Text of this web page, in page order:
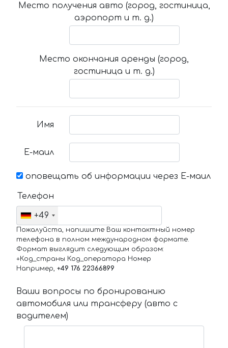
Место получения авто (город, гостиница,
аэропорт и т. д.)
Место окончания аренды (город,
гостиница и т. д.)
Имя
Е-маил
оповещать об информации через Е-маил
Телефон
+49
Пожалуйста, напишите Ваш контактный номер
телефона в полном международном формате.
Формат выглядит следующим образом:
+Код_страны Код_оператора Номер
Например, +49 176 22366899
Ваши вопросы по бронированию
автомобиля или трансферу (авто с
водителем)